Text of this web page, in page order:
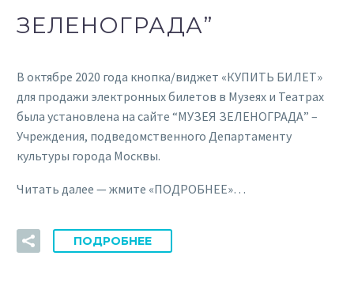
ЗЕЛЕНОГРАДА”
В октябре 2020 года кнопка/виджет «КУПИТЬ БИЛЕТ»
для продажи электронных билетов в Музеях и Театрах
была установлена на сайте “МУЗЕЯ ЗЕЛЕНОГРАДА” –
Учреждения, подведомственного Департаменту
культуры города Москвы.
Читать далее — жмите «ПОДРОБНЕЕ»…
ПОДРОБНЕЕ